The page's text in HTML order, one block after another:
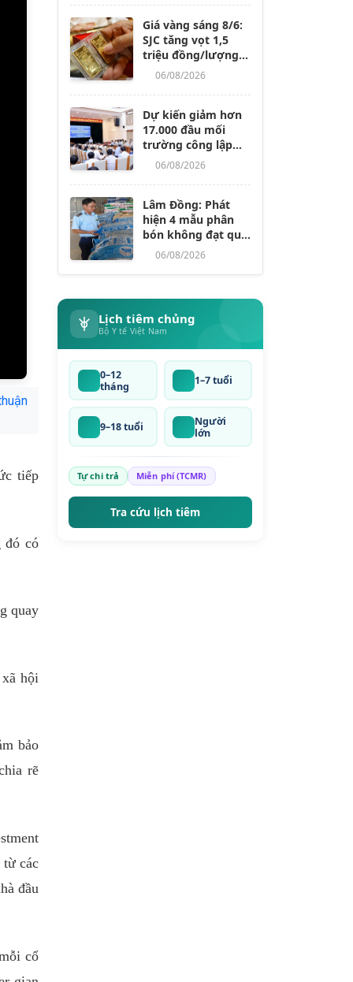
tiếp
đó có
quay
hội
bảo
rẽ
các
đầu
cổ
qua biên giới
Giá vàng sáng 8/6:
SJC tăng vọt 1,5
triệu đồng/lượng,
thế giới bứt phá
06/08/2026
Dự kiến giảm hơn
17.000 đầu mối
trường công lập
trên cả nước
06/08/2026
Lâm Đồng: Phát
hiện 4 mẫu phân
bón không đạt quy
chuẩn, kiên quyết
cấm" trong chống
06/08/2026
Lịch tiêm chủng
Bộ Y tế Việt Nam
0–12
tháng
1–7 tuổi
9–18 tuổi
Người
lớn
Tự chi trả Miễn phí (TCMR)
Tra cứu lịch tiêm